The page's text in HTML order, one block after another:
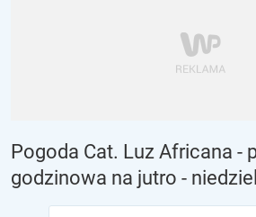
Pogoda Cat. Luz Africana -
godzinowa na jutro -